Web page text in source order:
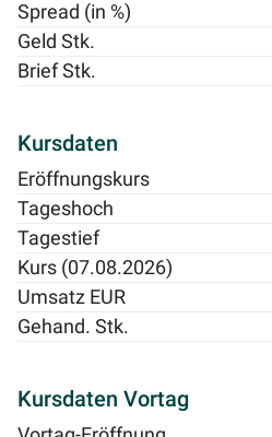
Spread (in %)
Geld Stk.
Brief Stk.
Kursdaten
Eröffnungskurs
Tageshoch
Tagestief
Kurs (07.08.2026)
Umsatz EUR
Gehand. Stk.
Kursdaten Vortag